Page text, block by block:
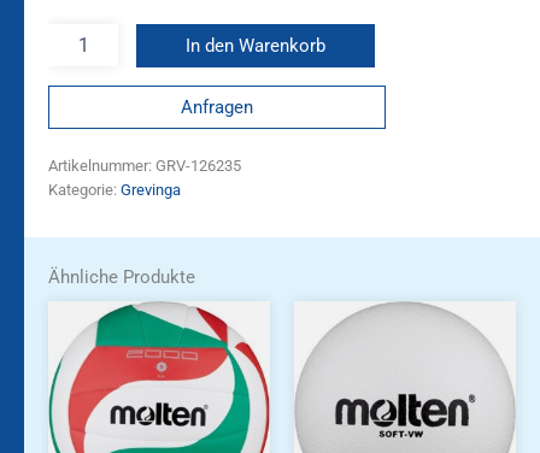
In den Warenkorb
Anfragen
Artikelnummer: GRV-126235
Kategorie: Grevinga
Ähnliche Produkte